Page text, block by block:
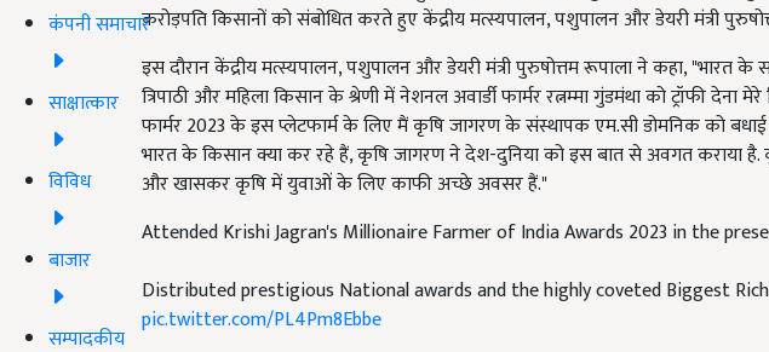
कंपनी समाचार
साक्षात्कार
विविध
बाजार
सम्पादकीय
करोड़पति किसानों को संबोधित करते हुए केंद्रीय मत्स्यपालन, पशुपालन और डेयरी मंत्री
इस दौरान केंद्रीय मत्स्यपालन, पशुपालन और डेयरी मंत्री पुरुषोत्तम रूपाला ने कहा, "भारत के
त्रिपाठी और महिला किसान के श्रेणी में नेशनल अवार्डी फार्मर रत्नम्मा गुंडमंथा को ट्रॉफी देना
फार्मर 2023 के इस प्लेटफार्म के लिए मैं कृषि जागरण के संस्थापक एम.सी डोमनिक को
भारत के किसान क्या कर रहे हैं, कृषि जागरण ने देश-दुनिया को इस बात से अवगत कराया
और खासकर कृषि में युवाओं के लिए काफी अच्छे अवसर हैं."
Attended Krishi Jagran's Millionaire Farmer of India Awards 2023 in the
Distributed prestigious National awards and the highly coveted Biggest
pic.twitter.com/PL4Pm8Ebbe